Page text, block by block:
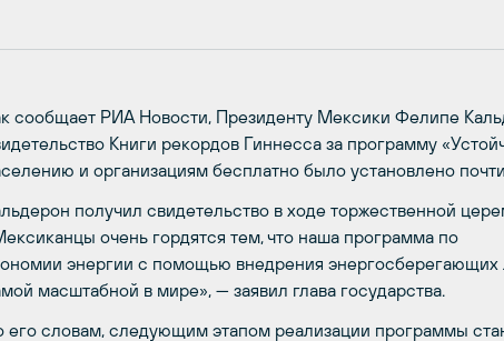
сообщает РИА Новости, Президенту Мексики Фелипе
Книги рекордов Гиннесса за программу
и организациям бесплатно было установлено
получил свидетельство в ходе торжественной
очень гордятся тем, что наша программа по
энергии с помощью внедрения энергосберегающих
масштабной в мире», — заявил глава государства.
его словам, следующим этапом реализации программы